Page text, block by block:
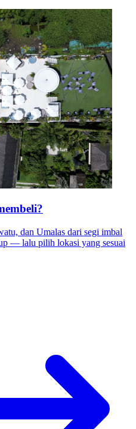
dan Umalas dari segi imbal
— lalu pilih lokasi yang sesuai